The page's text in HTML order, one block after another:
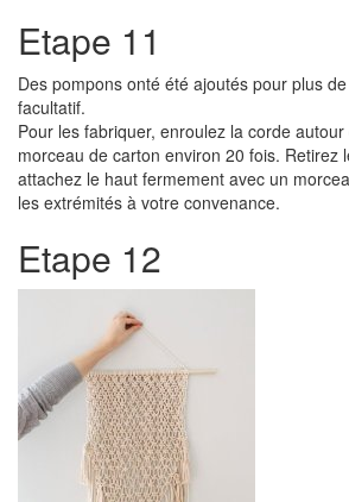
Etape 11
Des pompons onté été ajoutés pour plus
facultatif.
Pour les fabriquer, enroulez la corde
morceau de carton environ 20 fois. Retirez
attachez le haut fermement avec un
les extrémités à votre convenance.
Etape 12